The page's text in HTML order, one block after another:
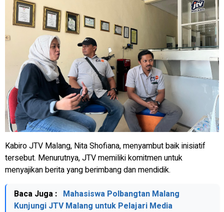
Kabiro JTV Malang, Nita Shofiana, menyambut baik inisiatif
tersebut. Menurutnya, JTV memiliki komitmen untuk
menyajikan berita yang berimbang dan mendidik.
Baca Juga : Mahasiswa Polbangtan Malang
Kunjungi JTV Malang untuk Pelajari Media